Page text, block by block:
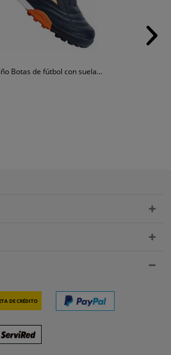
Botas de fútbol con suela...
de crédito